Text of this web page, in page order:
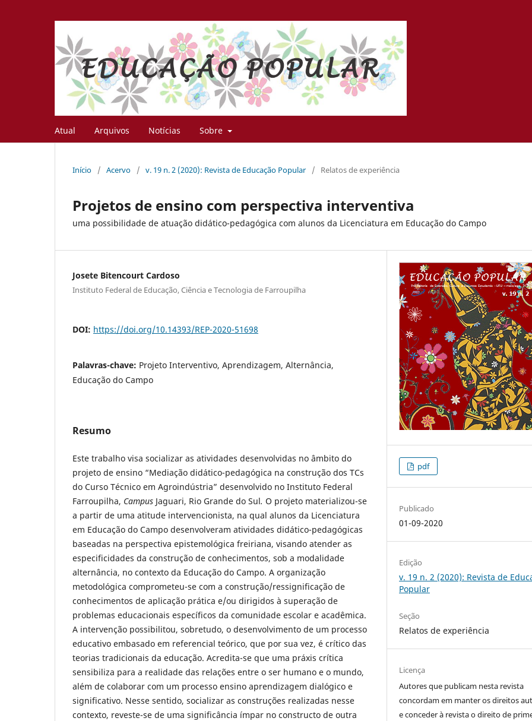
Atual Arquivos Notícias Sobre
Início / Acervo / v. 19 n. 2 (2020): Revista de Educação Popular / Relatos de experiência
Projetos de ensino com perspectiva interventiva
uma possibilidade de atuação didático-pedagógica com alunos da Licenciatura em Educação do Campo
Josete Bitencourt Cardoso
Instituto Federal de Educação, Ciência e Tecnologia de Farroupilha
DOI: https://doi.org/10.14393/REP-2020-51698
Palavras-chave: Projeto Interventivo, Aprendizagem, Alternância,
Educação do Campo
Resumo
Este trabalho visa socializar as atividades desenvolvidas no âmbito do
projeto de ensino “Mediação didático-pedagógica na construção dos TCs
do Curso Técnico em Agroindústria” desenvolvido no Instituto Federal
Farroupilha, Campus Jaguari, Rio Grande do Sul. O projeto materializou-se
a partir de uma atitude intervencionista, na qual alunos da Licenciatura
em Educação do Campo desenvolveram atividades didático-pedagógicas
baseadas na perspectiva epistemológica freiriana, visando atender as
especificidades da construção de conhecimentos, sob a modalidade
alternância, no contexto da Educação do Campo. A organização
metodológica comprometeu-se com a construção/ressignificação de
conhecimentos de aplicação prática e/ou dirigidos à superação de
problemas educacionais específicos da comunidade escolar e acadêmica.
A intervenção possibilitou, sobretudo, o desenvolvimento de um processo
educativo embasado em referencial teórico, que por sua vez, é crítico das
teorias tradicionais da educação. Acredita-se que uma práxis crítica
sensibiliza para a realidade das relações entre o ser humano e o mundo,
além de colaborar com um processo ensino aprendizagem dialógico e
significativo. Nesse sentido, socializar as construções realizadas nesse
contexto, reveste-se de uma significância ímpar no constructo de outra
pdf
Publicado
01-09-2020
Edição
v. 19 n. 2 (2020): Revista de
Popular
Seção
Relatos de experiência
Licença
Autores que publicam nesta revista
concordam em manter os direitos
e conceder à revista o direito de